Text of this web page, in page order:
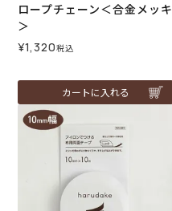
ロープチェーン＜合金メッキ
＞
¥1,320税込
カートに入れる